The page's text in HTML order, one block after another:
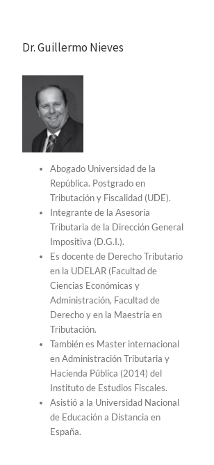
Dr. Guillermo Nieves
Abogado Universidad de la
República. Postgrado en
Tributación y Fiscalidad (UDE).
Integrante de la Asesoría
Tributaria de la Dirección General
Impositiva (D.G.I.).
Es docente de Derecho Tributario
en la UDELAR (Facultad de
Ciencias Económicas y
Administración, Facultad de
Derecho y en la Maestría en
Tributación.
También es Master internacional
en Administración Tributaria y
Hacienda Pública (2014) del
Instituto de Estudios Fiscales.
Asistió a la Universidad Nacional
de Educación a Distancia en
España.